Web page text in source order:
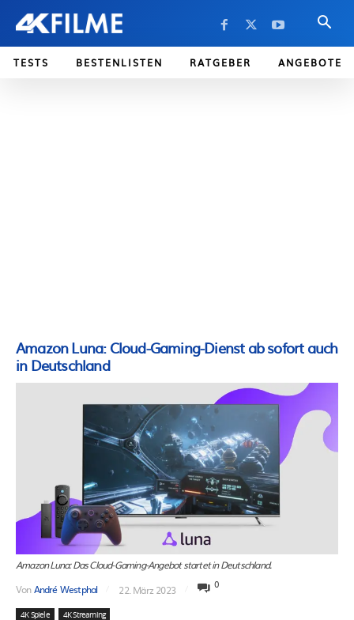
TESTS BESTENLISTEN RATGEBER ANGEBOTE
Amazon Luna: Cloud-Gaming-Dienst ab sofort auch
in Deutschland
Amazon Luna: Das Cloud-Gaming-Angebot startet in Deutschland.
VonAndré Westphal 22. März 2023 0
4K Spiele 4K Streaming